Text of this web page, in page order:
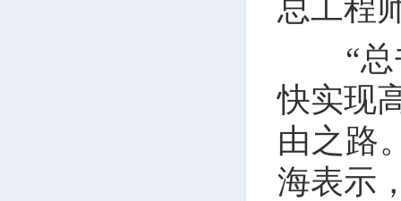
总工程
“总书
快实现
由之路
海表示